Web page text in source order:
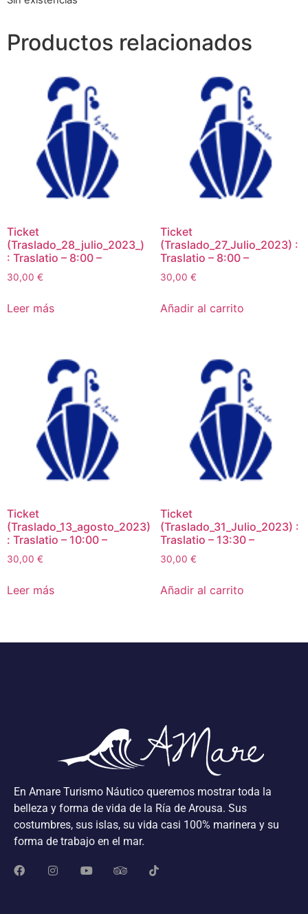
Productos relacionados
Ticket
(Traslado_28_julio_2023_)
: Traslatio – 8:00 –
30,00 €
Leer más
Ticket
(Traslado_27_Julio_2023) :
Traslatio – 8:00 –
30,00 €
Añadir al carrito
Ticket
(Traslado_13_agosto_2023)
: Traslatio – 10:00 –
30,00 €
Leer más
Ticket
(Traslado_31_Julio_2023) :
Traslatio – 13:30 –
30,00 €
Añadir al carrito
En Amare Turismo Náutico queremos mostrar toda la
belleza y forma de vida de la Ría de Arousa. Sus
costumbres, sus islas, su vida casi 100% marinera y su
forma de trabajo en el mar.